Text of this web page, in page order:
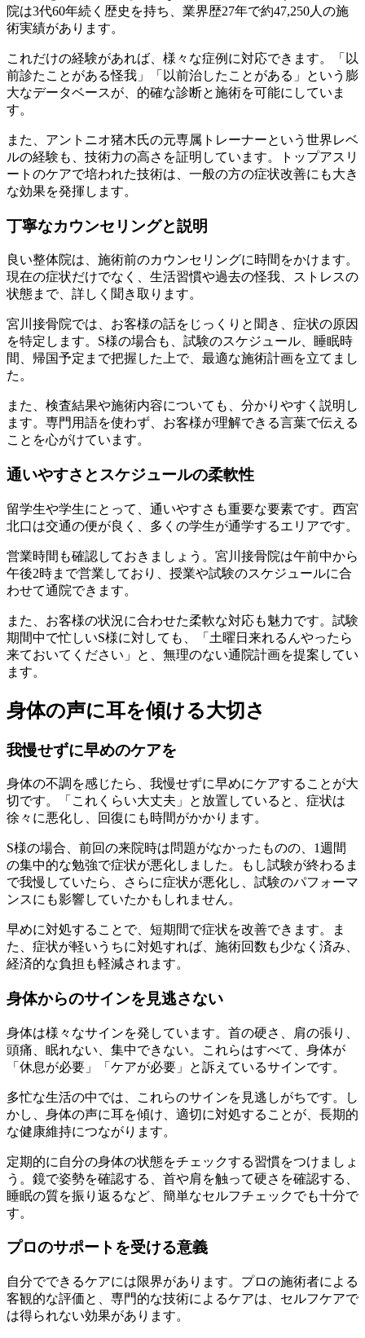
院は3代60年続く歴史を持ち、業界歴27年で約47,250人の施
術実績があります。
これだけの経験があれば、様々な症例に対応できます。「以
前診たことがある怪我」「以前治したことがある」という膨
大なデータベースが、的確な診断と施術を可能にしていま
す。
また、アントニオ猪木氏の元専属トレーナーという世界レベ
ルの経験も、技術力の高さを証明しています。トップアスリ
ートのケアで培われた技術は、一般の方の症状改善にも大き
な効果を発揮します。
丁寧なカウンセリングと説明
良い整体院は、施術前のカウンセリングに時間をかけます。
現在の症状だけでなく、生活習慣や過去の怪我、ストレスの
状態まで、詳しく聞き取ります。
宮川接骨院では、お客様の話をじっくりと聞き、症状の原因
を特定します。S様の場合も、試験のスケジュール、睡眠時
間、帰国予定まで把握した上で、最適な施術計画を立てまし
た。
また、検査結果や施術内容についても、分かりやすく説明し
ます。専門用語を使わず、お客様が理解できる言葉で伝える
ことを心がけています。
通いやすさとスケジュールの柔軟性
留学生や学生にとって、通いやすさも重要な要素です。西宮
北口は交通の便が良く、多くの学生が通学するエリアです。
営業時間も確認しておきましょう。宮川接骨院は午前中から
午後2時まで営業しており、授業や試験のスケジュールに合
わせて通院できます。
また、お客様の状況に合わせた柔軟な対応も魅力です。試験
期間中で忙しいS様に対しても、「土曜日来れるんやったら
来ておいてください」と、無理のない通院計画を提案してい
ます。
身体の声に耳を傾ける大切さ
我慢せずに早めのケアを
身体の不調を感じたら、我慢せずに早めにケアすることが大
切です。「これくらい大丈夫」と放置していると、症状は
徐々に悪化し、回復にも時間がかかります。
S様の場合、前回の来院時は問題がなかったものの、1週間
の集中的な勉強で症状が悪化しました。もし試験が終わるま
で我慢していたら、さらに症状が悪化し、試験のパフォーマ
ンスにも影響していたかもしれません。
早めに対処することで、短期間で症状を改善できます。ま
た、症状が軽いうちに対処すれば、施術回数も少なく済み、
経済的な負担も軽減されます。
身体からのサインを見逃さない
身体は様々なサインを発しています。首の硬さ、肩の張り、
頭痛、眠れない、集中できない。これらはすべて、身体が
「休息が必要」「ケアが必要」と訴えているサインです。
多忙な生活の中では、これらのサインを見逃しがちです。し
かし、身体の声に耳を傾け、適切に対処することが、長期的
な健康維持につながります。
定期的に自分の身体の状態をチェックする習慣をつけましょ
う。鏡で姿勢を確認する、首や肩を触って硬さを確認する、
睡眠の質を振り返るなど、簡単なセルフチェックでも十分で
す。
プロのサポートを受ける意義
自分でできるケアには限界があります。プロの施術者による
客観的な評価と、専門的な技術によるケアは、セルフケアで
は得られない効果があります。